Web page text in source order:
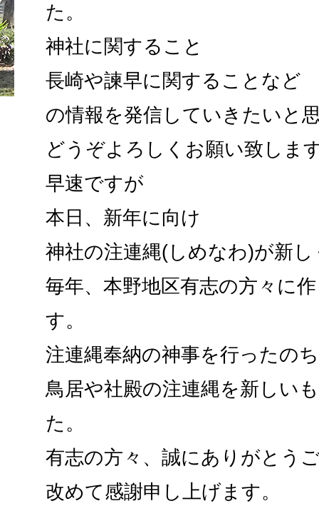
た。
神社に関すること
長崎や諫早に関することなど
の情報を発信していきたいと
どうぞよろしくお願い致しま
早速ですが
本日、新年に向け
神社の注連縄(しめなわ)が新
毎年、本野地区有志の方々に
す。
注連縄奉納の神事を行ったの
鳥居や社殿の注連縄を新しい
た。
有志の方々、誠にありがとう
改めて感謝申し上げます。